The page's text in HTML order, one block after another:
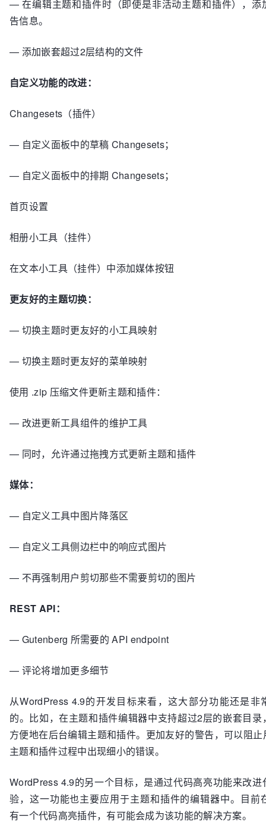
— 在编辑主题和插件时（即使是非活动主题和插件），添
告信息。
— 添加嵌套超过2层结构的文件
自定义功能的改进：
Changesets（插件）
— 自定义面板中的草稿 Changesets；
— 自定义面板中的排期 Changesets；
首页设置
相册小工具（挂件）
在文本小工具（挂件）中添加媒体按钮
更友好的主题切换：
— 切换主题时更友好的小工具映射
— 切换主题时更友好的菜单映射
使用 .zip 压缩文件更新主题和插件：
— 改进更新工具组件的维护工具
— 同时，允许通过拖拽方式更新主题和插件
媒体：
— 自定义工具中图片降落区
— 自定义工具侧边栏中的响应式图片
— 不再强制用户剪切那些不需要剪切的图片
REST API：
— Gutenberg 所需要的 API endpoint
— 评论将增加更多细节
从WordPress 4.9的开发目标来看，这大部分功能还是非
的。比如，在主题和插件编辑器中支持超过2层的嵌套目录
方便地在后台编辑主题和插件。更加友好的警告，可以阻
主题和插件过程中出现细小的错误。
WordPress 4.9的另一个目标，是通过代码高亮功能来改进
验，这一功能也主要应用于主题和插件的编辑器中。目前
有一个代码高亮插件，有可能会成为该功能的解决方案。